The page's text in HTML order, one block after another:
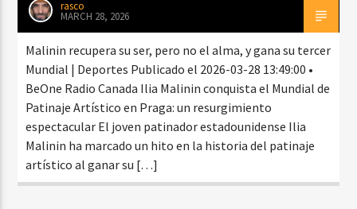
rasco
MARCH 28, 2026
Malinin recupera su ser, pero no el alma, y gana su tercer
Mundial | Deportes Publicado el 2026-03-28 13:49:00 •
BeOne Radio Canada Ilia Malinin conquista el Mundial de
Patinaje Artístico en Praga: un resurgimiento
espectacular El joven patinador estadounidense Ilia
Malinin ha marcado un hito en la historia del patinaje
artístico al ganar su […]